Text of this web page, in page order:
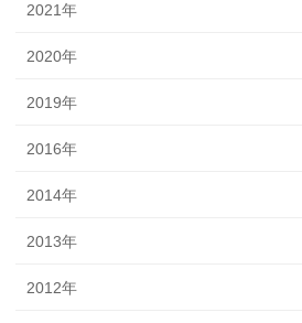
2021年
2020年
2019年
2016年
2014年
2013年
2012年